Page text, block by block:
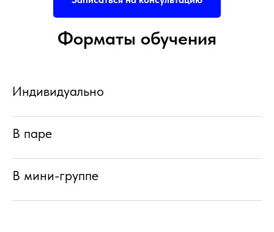
Форматы обучения
Индивидуально
В паре
В мини-группе